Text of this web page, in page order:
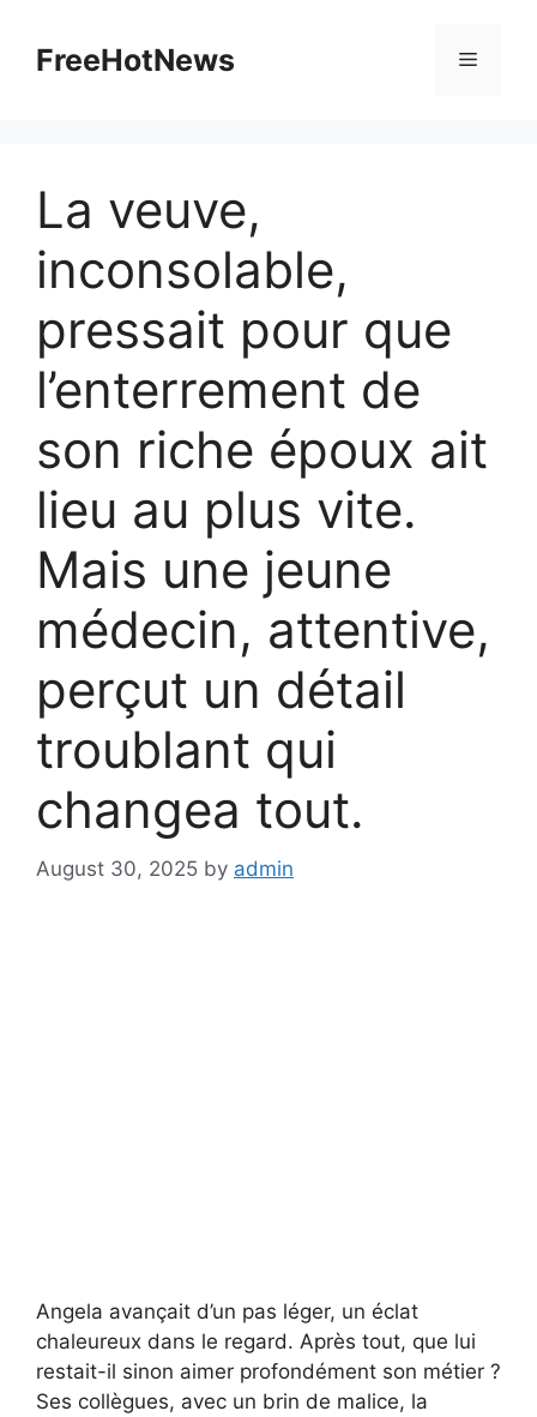
contentFreeHotNews Menu
La veuve,
inconsolable,
pressait pour que
l’enterrement de
son riche époux ait
lieu au plus vite.
Mais une jeune
médecin, attentive,
perçut un détail
troublant qui
changea tout.
August 30, 2025 by admin
Angela avançait d’un pas léger, un éclat
chaleureux dans le regard. Après tout, que lui
restait-il sinon aimer profondément son métier ?
Ses collègues, avec un brin de malice, la